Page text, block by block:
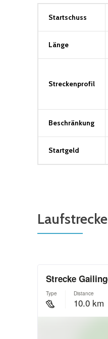
Startschuss
Länge
Streckenprofil
Beschränkung
Startgeld
Laufstrecke